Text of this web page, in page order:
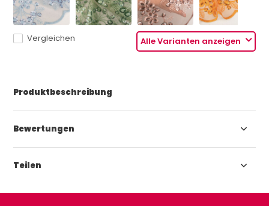
Alle Varianten anzeigen
Vergleichen
Produktbeschreibung
Bewertungen
Teilen